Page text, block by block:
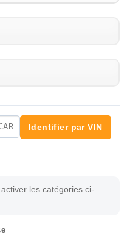
Identifier par VIN
les catégories ci-